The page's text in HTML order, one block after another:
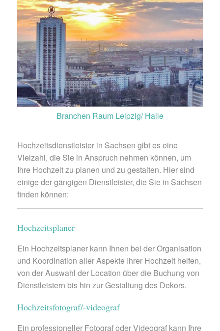
Branchen Raum Leipzig/ Halle
Hochzeitsdienstleister in Sachsen gibt es eine
Vielzahl, die Sie in Anspruch nehmen können, um
Ihre Hochzeit zu planen und zu gestalten. Hier sind
einige der gängigen Dienstleister, die Sie in Sachsen
finden können:
Hochzeitsplaner
Ein Hochzeitsplaner kann Ihnen bei der Organisation
und Koordination aller Aspekte Ihrer Hochzeit helfen,
von der Auswahl der Location über die Buchung von
Dienstleistern bis hin zur Gestaltung des Dekors.
Hochzeitsfotograf/-videograf
Ein professioneller Fotograf oder Videograf kann Ihre